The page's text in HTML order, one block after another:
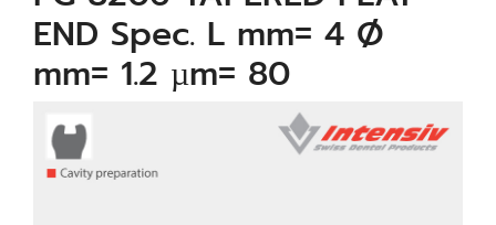
END Spec. L mm= 4 Ø
mm= 1.2 µm= 80